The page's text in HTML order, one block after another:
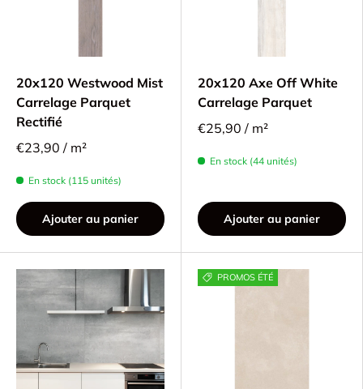
20x120 Westwood Mist
Carrelage Parquet
Rectifié
€23,90 / m²
En stock (115 unités)
Ajouter au panier
20x120 Axe Off White
Carrelage Parquet
€25,90 / m²
En stock (44 unités)
Ajouter au panier
PROMOS ÉTÉ